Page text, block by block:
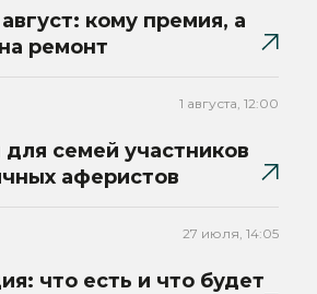
кому премия, а
ремонт
1 августа, 12:00
для семей участников
аферистов
27 июля, 14:05
что есть и что будет